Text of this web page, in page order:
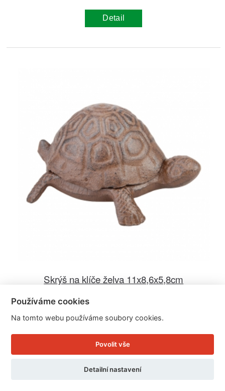
Detail
Skrýš na klíče želva 11x8,6x5,8cm
Cena: 179 Kč
Skladem
Doručíme do: 12.8.
Detail
Používáme cookies
Na tomto webu používáme soubory cookies.
Povolit vše
Detailní nastavení